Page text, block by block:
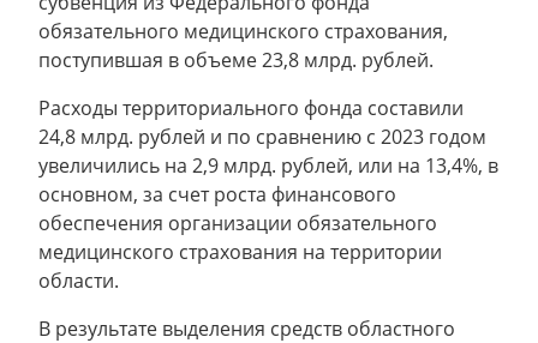
обязательного медицинского страхования,
поступившая в объеме 23,8 млрд. рублей.
Расходы территориального фонда составили
24,8 млрд. рублей и по сравнению с 2023 годом
увеличились на 2,9 млрд. рублей, или на 13,4%, в
основном, за счет роста финансового
обеспечения организации обязательного
медицинского страхования на территории
области.
В результате выделения средств областного